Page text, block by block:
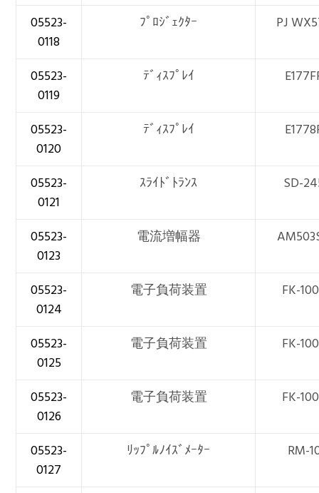
05523-
0118
ﾌﾟﾛｼﾞｪｸﾀｰ PJ
05523-
0119
ﾃﾞｨｽﾌﾟﾚｲ
05523-
0120
ﾃﾞｨｽﾌﾟﾚｲ
05523-
0121
ｽﾗｲﾄﾞﾄﾗﾝｽ SD-
05523-
0123
電流増幅器
05523-
0124
電子負荷装置 FK-
05523-
0125
電子負荷装置 FK-
05523-
0126
電子負荷装置 FK-
05523-
0127
ﾘｯﾌﾟﾙﾉｲｽﾞﾒｰﾀｰ RM-